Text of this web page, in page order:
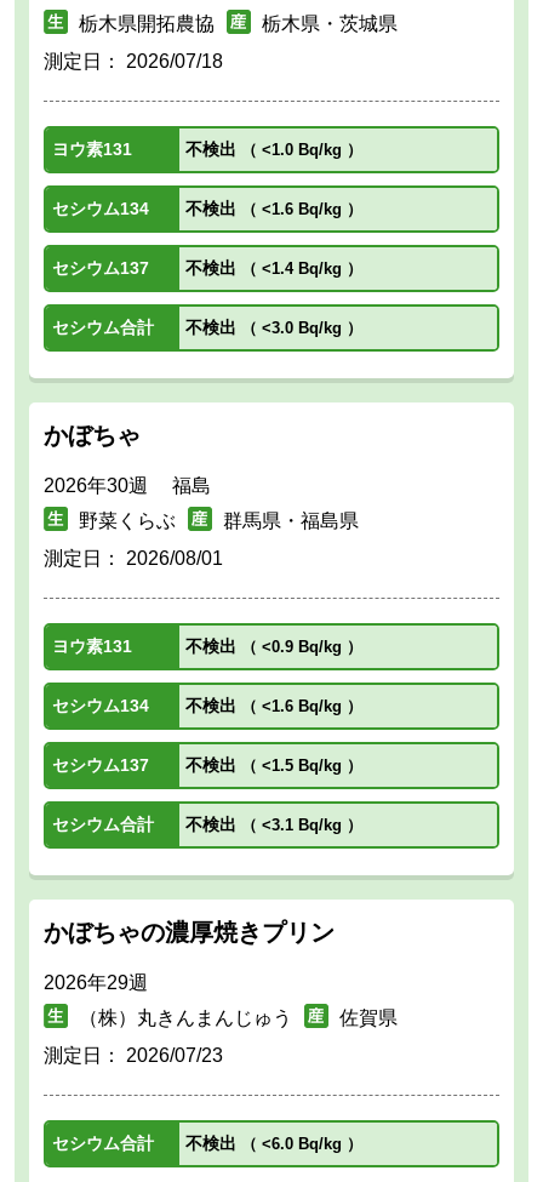
栃木県開拓農協
栃木県・茨城県
測定日： 2026/07/18
ヨウ素131 不検出 （ <1.0 Bq/kg ）
セシウム134 不検出 （ <1.6 Bq/kg ）
セシウム137 不検出 （ <1.4 Bq/kg ）
セシウム合計 不検出 （ <3.0 Bq/kg ）
かぼちゃ
2026年30週 福島
野菜くらぶ
群馬県・福島県
測定日： 2026/08/01
ヨウ素131 不検出 （ <0.9 Bq/kg ）
セシウム134 不検出 （ <1.6 Bq/kg ）
セシウム137 不検出 （ <1.5 Bq/kg ）
セシウム合計 不検出 （ <3.1 Bq/kg ）
かぼちゃの濃厚焼きプリン
2026年29週
（株）丸きんまんじゅう
佐賀県
測定日： 2026/07/23
セシウム合計 不検出 （ <6.0 Bq/kg ）